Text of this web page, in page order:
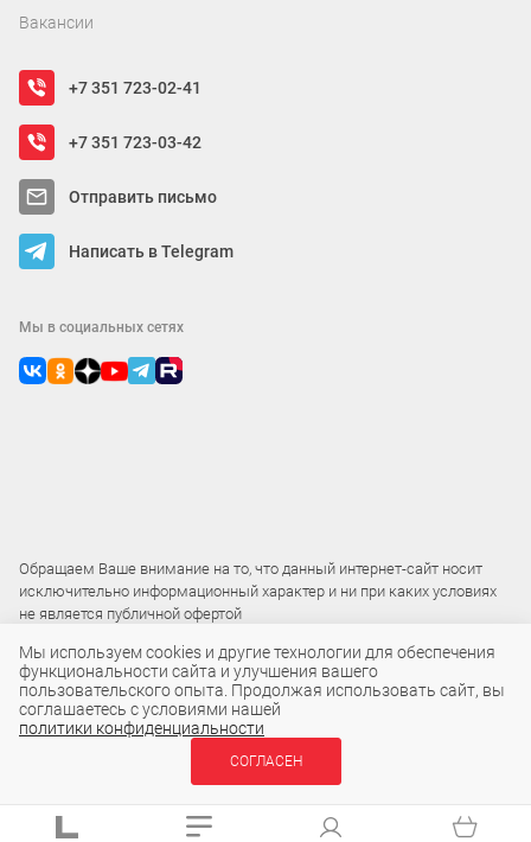
Вакансии
+7 351 723-02-41
+7 351 723-03-42
Отправить письмо
Написать в Telegram
Мы в социальных сетях
Обращаем Ваше внимание на то, что данный интернет-сайт носит
исключительно информационный характер и ни при каких условиях
не является публичной офертой
2015 – 2026 © ООО «Локос»
В КОРЗИНУ
Мы используем cookies и другие технологии для обеспечения
функциональности сайта и улучшения вашего
пользовательского опыта. Продолжая использовать сайт, вы
соглашаетесь с условиями нашей
политики конфиденциальности
СОГЛАСЕН